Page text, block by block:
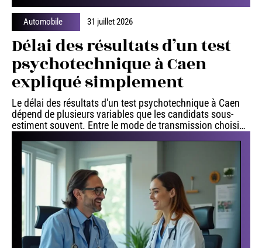
Automobile 31 juillet 2026
Délai des résultats d’un test
psychotechnique à Caen
expliqué simplement
Le délai des résultats d'un test psychotechnique à Caen
dépend de plusieurs variables que les candidats sous-
estiment souvent. Entre le mode de transmission choisi…